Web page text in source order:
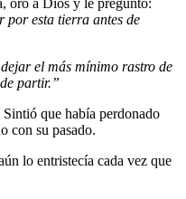
oró a Dios y le preguntó:
por esta tierra antes de
el más mínimo rastro de
partir.”
que había perdonado
con su pasado.
lo entristecía cada vez que